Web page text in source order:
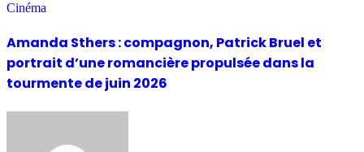
Cinéma
Amanda Sthers : compagnon, Patrick Bruel et
portrait d’une romancière propulsée dans la
tourmente de juin 2026